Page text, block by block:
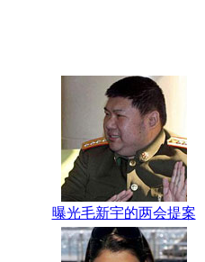
曝光毛新宇的两会提案